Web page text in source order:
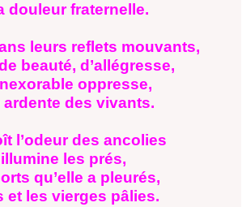
douleur fraternelle.
leurs reflets mouvants,
beauté, d’allégresse,
oppresse,
des vivants.
l’odeur des ancolies
les prés,
qu’elle a pleurés,
et les vierges pâlies.